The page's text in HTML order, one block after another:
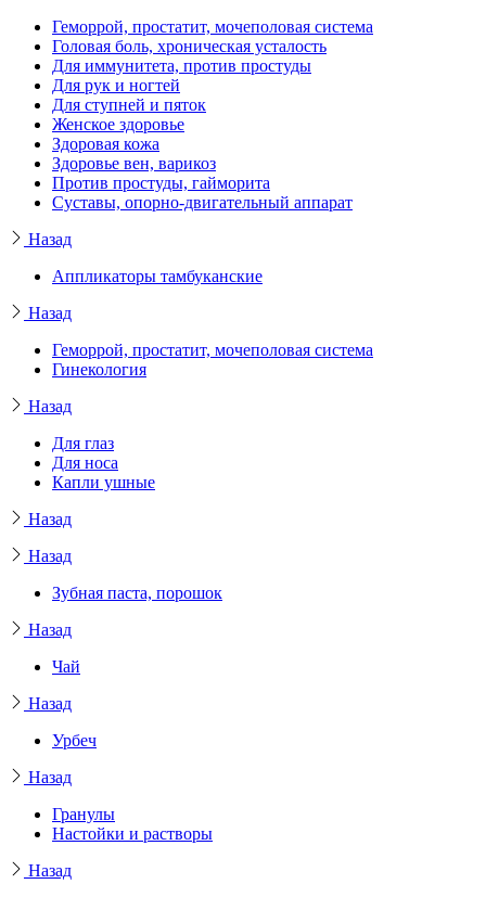
Геморрой, простатит, мочеполовая система
Головая боль, хроническая усталость
Для иммунитета, против простуды
Для рук и ногтей
Для ступней и пяток
Женское здоровье
Здоровая кожа
Здоровье вен, варикоз
Против простуды, гайморита
Суставы, опорно-двигательный аппарат
Назад
Аппликаторы тамбуканские
Назад
Геморрой, простатит, мочеполовая система
Гинекология
Назад
Для глаз
Для носа
Капли ушные
Назад
Назад
Зубная паста, порошок
Назад
Чай
Назад
Урбеч
Назад
Гранулы
Настойки и растворы
Назад